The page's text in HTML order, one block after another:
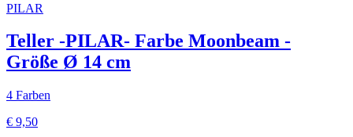
PILAR
Teller -PILAR- Farbe Moonbeam -
Größe Ø 14 cm
4 Farben
€ 9,50